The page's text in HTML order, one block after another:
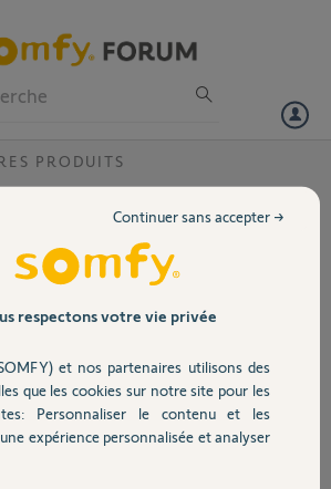
PRODUITS
V1 impossible de configurer
Bonjour,
Je viens d'emménager et
je souhaite me connecter
peux pas car l'application
associé à un autre
compte. Or je ne me suis
encore jamais connecté.
respectons votre vie privée
et nos partenaires utilisons des
que les cookies sur notre site pour les
Personnaliser le contenu et les
expérience personnalisée et analyser
Continuer sans accepter →